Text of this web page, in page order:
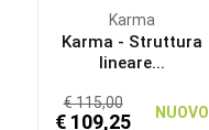
Karma
Karma - Struttura
lineare...
€ 115,00
€ 109,25 NUOVO